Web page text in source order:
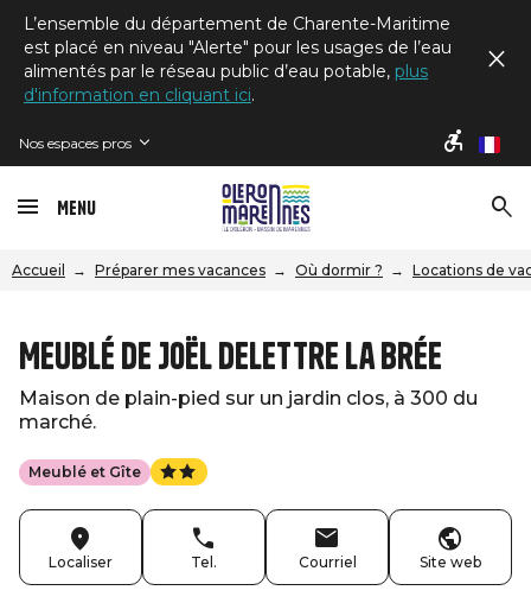
L’ensemble du département de Charente-Maritime
est placé en niveau "Alerte" pour les usages de l’eau
alimentés par le réseau public d’eau potable, plus
d'information en cliquant ici.
Nos espaces pros fr
Menu
Accueil Préparer mes vacances Où dormir ? Locations de
Meublé de Joël Delettre La Brée
Maison de plain-pied sur un jardin clos, à 300 du
marché.
Meublé et Gîte
Localiser Tel. Courriel Site web